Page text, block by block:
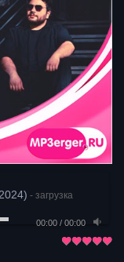
- загрузка
00:00 / 00:00